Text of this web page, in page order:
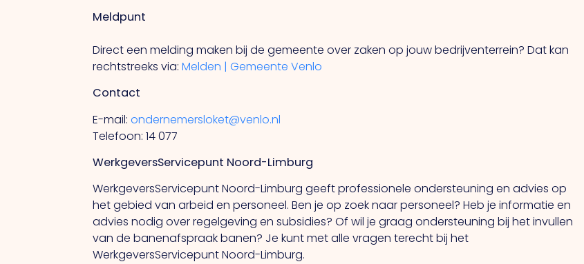
Meldpunt
Direct een melding maken bij de gemeente over zaken op jouw bedrijventerrein? Dat kan
rechtstreeks via:Melden | Gemeente Venlo
Contact
E-mail:ondernemersloket@venlo.nl
Telefoon: 14 077
WerkgeversServicepunt Noord-Limburg
WerkgeversServicepunt Noord-Limburg geeft professionele ondersteuning en advies op
het gebied van arbeid en personeel. Ben je op zoek naar personeel? Heb je informatie en
advies nodig over regelgeving en subsidies? Of wil je graag ondersteuning bij het invullen
van de banenafspraak banen? Je kunt met alle vragen terecht bij het
WerkgeversServicepunt Noord-Limburg.